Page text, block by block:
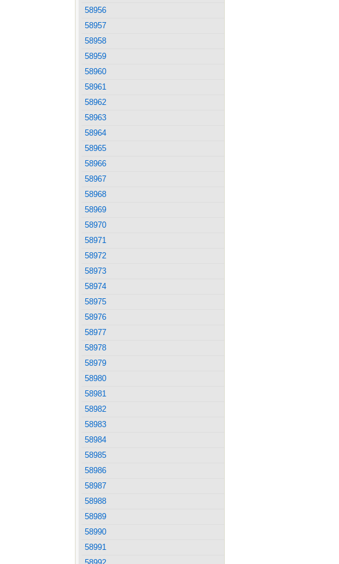
58956
58957
58958
58959
58960
58961
58962
58963
58964
58965
58966
58967
58968
58969
58970
58971
58972
58973
58974
58975
58976
58977
58978
58979
58980
58981
58982
58983
58984
58985
58986
58987
58988
58989
58990
58991